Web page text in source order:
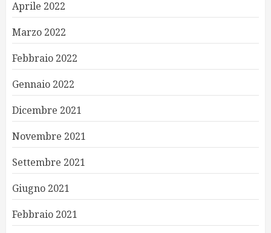
Aprile 2022
Marzo 2022
Febbraio 2022
Gennaio 2022
Dicembre 2021
Novembre 2021
Settembre 2021
Giugno 2021
Febbraio 2021